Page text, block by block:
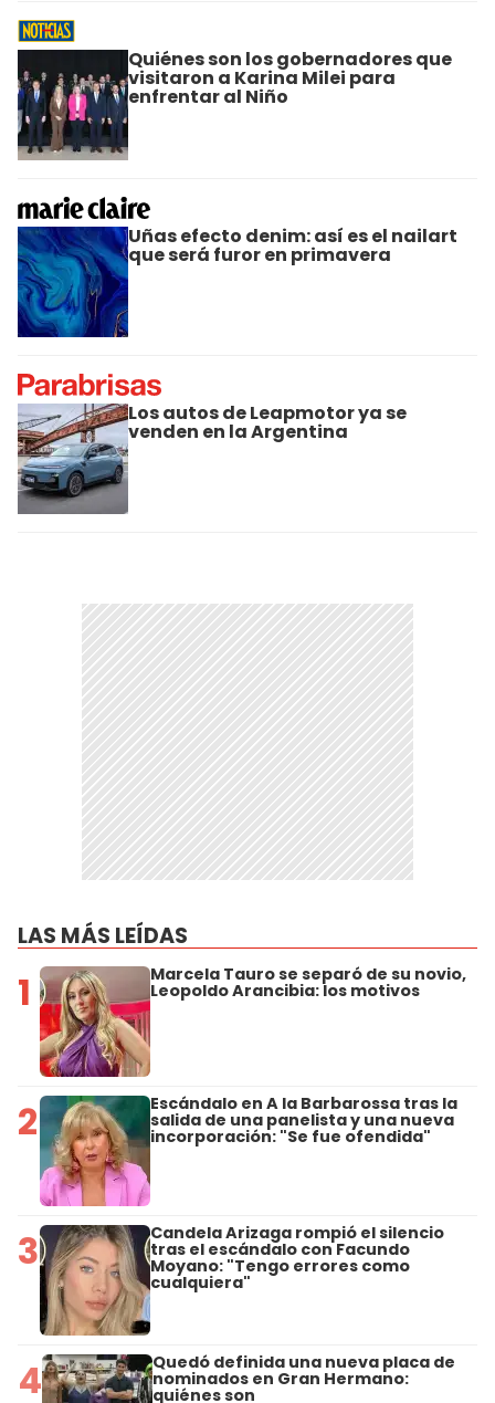
Quiénes son los gobernadores que
visitaron a Karina Milei para
enfrentar al Niño
Uñas efecto denim: así es el nailart
que será furor en primavera
Los autos de Leapmotor ya se
venden en la Argentina
LAS MÁS LEÍDAS
1 Marcela Tauro se separó de su novio,
Leopoldo Arancibia: los motivos
2 Escándalo en A la Barbarossa tras la
salida de una panelista y una nueva
incorporación: "Se fue ofendida"
3 Candela Arizaga rompió el silencio
tras el escándalo con Facundo
Moyano: "Tengo errores como
cualquiera"
4 Quedó definida una nueva placa de
nominados en Gran Hermano:
quiénes son